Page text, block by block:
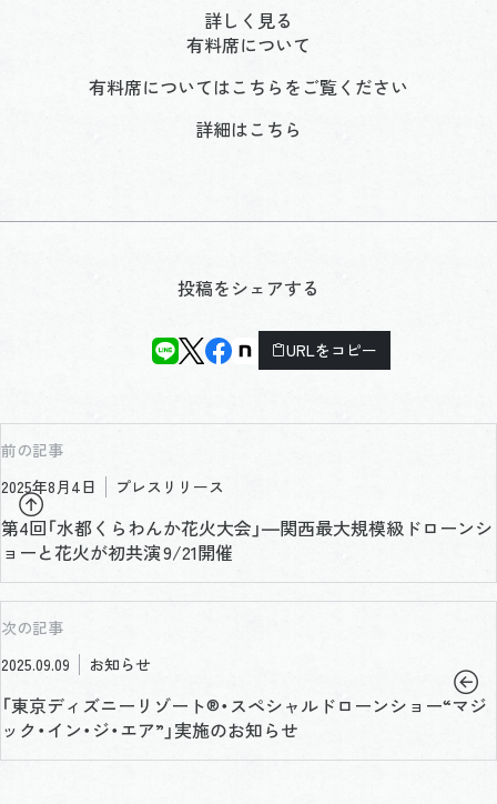
詳しく見る
有料席について
有料席についてはこちらをご覧ください
詳細はこちら
投稿をシェアする
URLをコピー
前の記事
2025年8月4日
プレスリリース
第4回「水都くらわんか花火大会」―関西最大規模級ドローンシ
ョーと花火が初共演 9/21開催
次の記事
2025.09.09
お知らせ
「東京ディズニーリゾート®・スペシャルドローンショー“マジ
ック・イン・ジ・エア”」実施のお知らせ